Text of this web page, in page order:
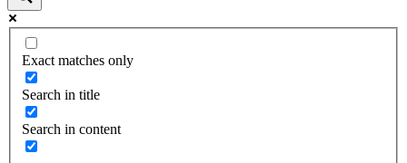
Exact matches only
Search in title
Search in content